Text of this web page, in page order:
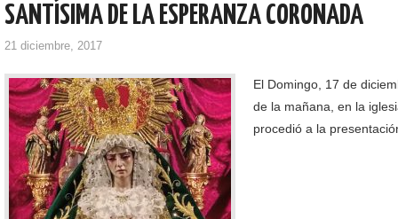
SANTÍSIMA DE LA ESPERANZA CORONADA
21 diciembre, 2017
El Domingo, 17 de
de la mañana, en la
procedió a la